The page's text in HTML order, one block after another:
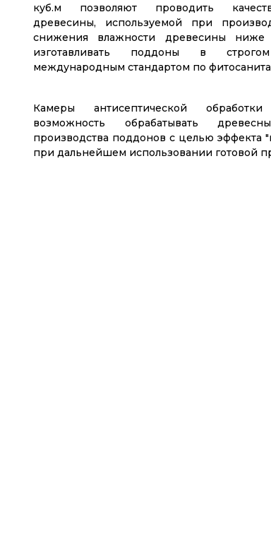
куб.м позволяют проводить
древесины, используемой при
снижения влажности древесины ниже
изготавливать поддоны в
международным стандартом по
Камеры антисептической
возможность обрабатывать
производства поддонов с целью эффекта
при дальнейшем использовании готовой